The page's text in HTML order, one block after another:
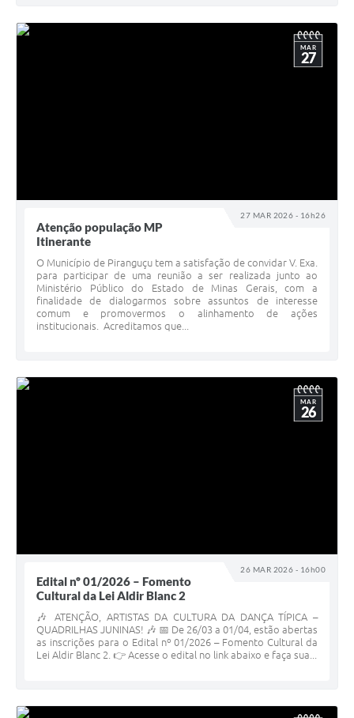
27 MAR 2026 - 16h26
MAR
27
Atenção população MP
Itinerante
O Município de Piranguçu tem a satisfação de convidar V. Exa.
para participar de uma reunião a ser realizada junto ao
Ministério Público do Estado de Minas Gerais, com a
finalidade de dialogarmos sobre assuntos de interesse
comum e promovermos o alinhamento de ações
institucionais. Acreditamos que...
26 MAR 2026 - 16h00
MAR
26
Edital nº 01/2026 – Fomento
Cultural da Lei Aldir Blanc 2
🎶 ATENÇÃO, ARTISTAS DA CULTURA DA DANÇA TÍPICA –
QUADRILHAS JUNINAS! 🎶 📅 De 26/03 a 01/04, estão abertas
as inscrições para o Edital nº 01/2026 – Fomento Cultural da
Lei Aldir Blanc 2. 👉 Acesse o edital no link abaixo e faça sua...